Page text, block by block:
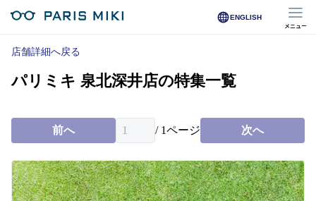
ENGLISH
メニュー
マイページ
Opera Club会員
オンラインショップ会員
店舗を探す
店舗詳細へ戻る
パリミキ 泉北深井店の特集一覧
前へ / 1ページ 次へ